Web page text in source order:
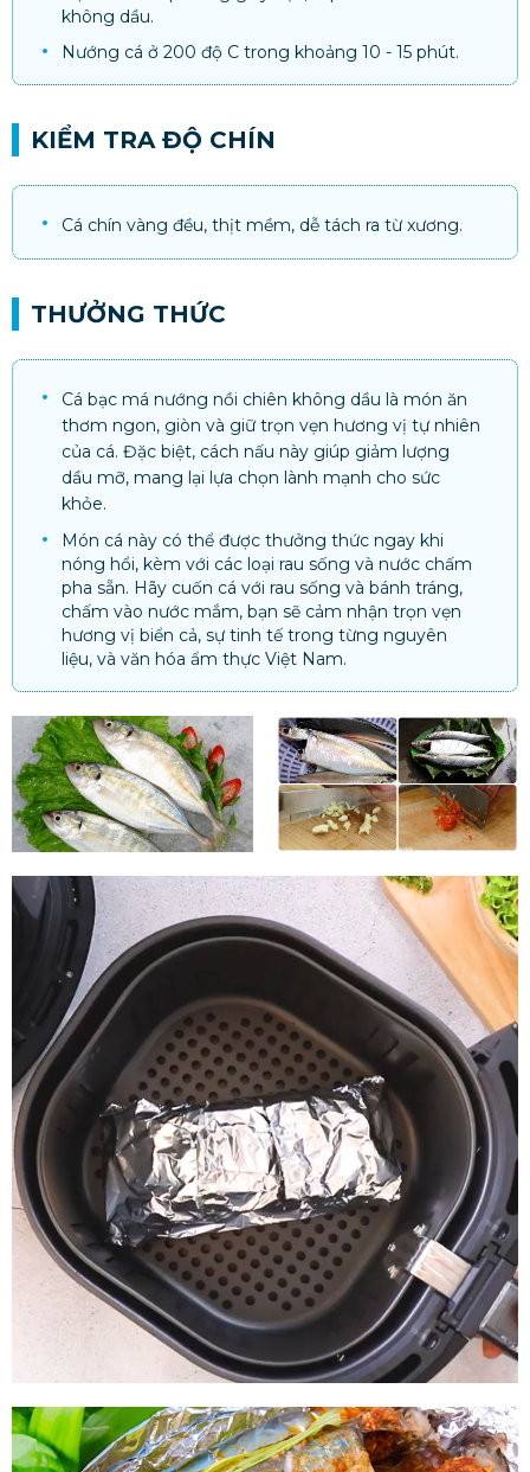
không dầu.
Nướng cá ở 200 độ C trong khoảng 10 - 15 phút.
KIỂM TRA ĐỘ CHÍN
Cá chín vàng đều, thịt mềm, dễ tách ra từ xương.
THƯỞNG THỨC
Cá bạc má nướng nồi chiên không dầu là món ăn
thơm ngon, giòn và giữ trọn vẹn hương vị tự nhiên
của cá. Đặc biệt, cách nấu này giúp giảm lượng
dầu mỡ, mang lại lựa chọn lành mạnh cho sức
khỏe.
Món cá này có thể được thưởng thức ngay khi
nóng hổi, kèm với các loại rau sống và nước chấm
pha sẵn. Hãy cuốn cá với rau sống và bánh tráng,
chấm vào nước mắm, bạn sẽ cảm nhận trọn vẹn
hương vị biển cả, sự tinh tế trong từng nguyên
liệu, và văn hóa ẩm thực Việt Nam.